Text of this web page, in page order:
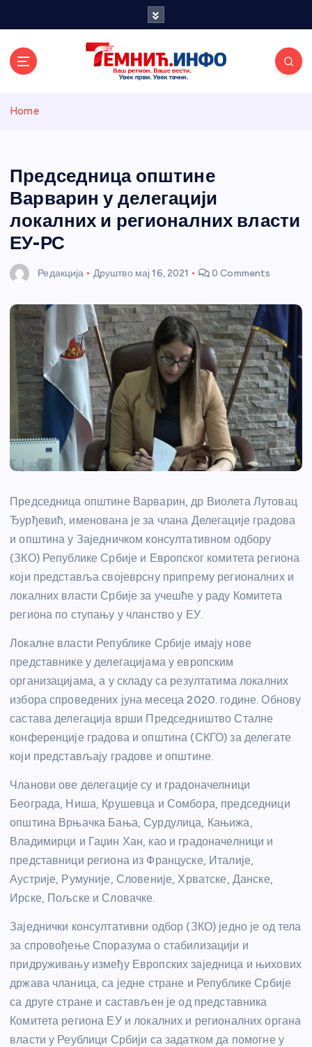
и портал
Home
Председница општине
Варварин у делегацији
локалних и регионалних власти
ЕУ-РС
Редакција Друштво мај 16, 2021 0 Comments
Председница општине Варварин, др Виолета Лутовац
Ђурђевић, именована је за члана Делегације градова
и општина у Заједничком консултативном одбору
(ЗКО) Републике Србије и Европског комитета региона
који представља својеврсну припрему регионалних и
локалних власти Србије за учешће у раду Комитета
региона по ступању у чланство у ЕУ.
Локалне власти Републике Србије имају нове
представнике у делегацијама у европским
организацијама, а у складу са резултатима локалних
избора спроведених јуна месеца 2020. године. Обнову
састава делегација врши Председништво Сталне
конференције градова и општина (СКГО) за делегате
који представљају градове и општине.
Чланови ове делегације су и градоначелници
Београда, Ниша, Крушевца и Сомбора, председници
општина Врњачка Бања, Сурдулица, Кањижа,
Владимирци и Гаџин Хан, као и градоначелници и
представници региона из Француске, Италије,
Аустрије, Румуније, Словеније, Хрватске, Данске,
Ирске, Пољске и Словачке.
Заједнички консултативни одбор (ЗКО) једно је од тела
за спровођење Споразума о стабилизацији и
придруживању између Европских заједница и њихових
држава чланица, са једне стране и Републике Србије
са друге стране и састављен је од представника
Комитета региона ЕУ и локалних и регионалних органа
власти у Реублици Србији са задатком да помогне у